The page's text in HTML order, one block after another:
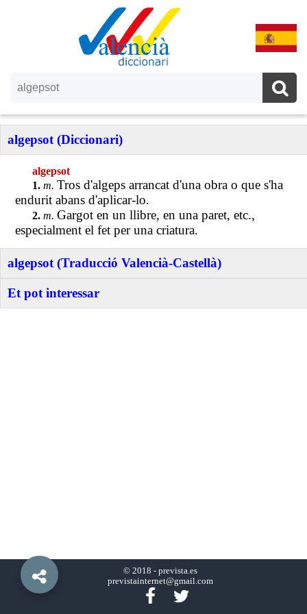
algepsot (Diccionari)
algepsot
1. m.Tros d'algeps arrancat d'una obra o que s'ha
endurit abans d'aplicar-lo.
2. m.Gargot en un llibre, en una paret, etc.,
especialment el fet per una criatura.
algepsot (Traducció Valencià-Castellà)
Et pot interessar
© 2018 - prevista.es
previstainternet@gmail.com